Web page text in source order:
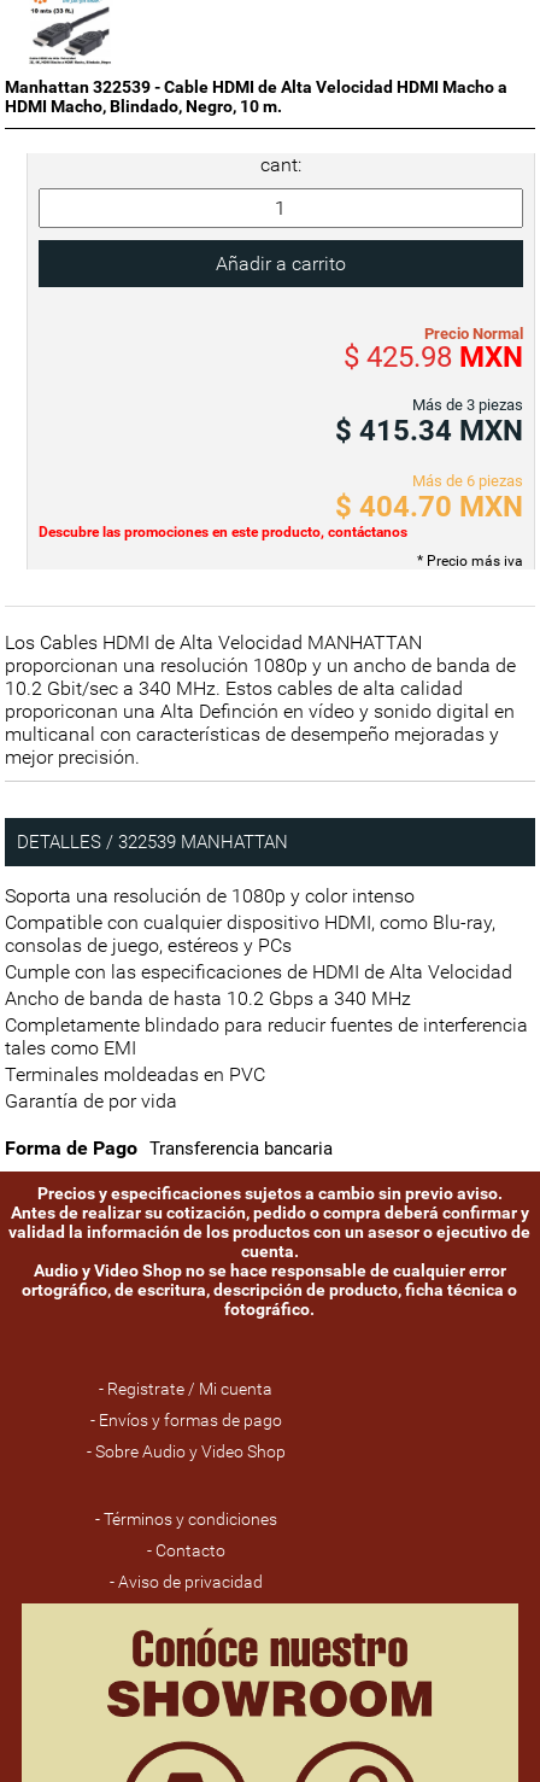
Manhattan 322539 - Cable HDMI de Alta Velocidad HDMI Macho a
HDMI Macho, Blindado, Negro, 10 m.
cant:
Precio Normal
$ 425.98 MXN
Más de 3 piezas
$ 415.34 MXN
Más de 6 piezas
$ 404.70 MXN
Descubre las promociones en este producto, contáctanos
* Precio más iva
Los Cables HDMI de Alta Velocidad MANHATTAN
proporcionan una resolución 1080p y un ancho de banda de
10.2 Gbit/sec a 340 MHz. Estos cables de alta calidad
proporiconan una Alta Definción en vídeo y sonido digital en
multicanal con características de desempeño mejoradas y
mejor precisión.
DETALLES / 322539 MANHATTAN
Soporta una resolución de 1080p y color intenso
Compatible con cualquier dispositivo HDMI, como Blu-ray,
consolas de juego, estéreos y PCs
Cumple con las especificaciones de HDMI de Alta Velocidad
Ancho de banda de hasta 10.2 Gbps a 340 MHz
Completamente blindado para reducir fuentes de interferencia
tales como EMI
Terminales moldeadas en PVC
Garantía de por vida
Forma de Pago Transferencia bancaria
Precios y especificaciones sujetos a cambio sin previo aviso.
Antes de realizar su cotización, pedido o compra deberá confirmar y
validad la información de los productos con un asesor o ejecutivo de
cuenta.
Audio y Video Shop no se hace responsable de cualquier error
ortográfico, de escritura, descripción de producto, ficha técnica o
fotográfico.
- Registrate / Mi cuenta
- Envíos y formas de pago
- Sobre Audio y Video Shop
- Términos y condiciones
- Contacto
- Aviso de privacidad